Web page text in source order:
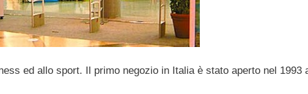
ed allo sport. Il primo negozio in Italia è stato aperto nel 1993